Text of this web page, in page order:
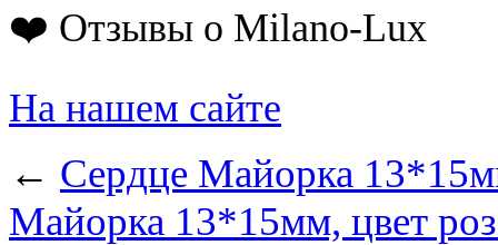
❤️ Отзывы о Milano-Lux
На нашем сайте
← Сердце Майорка
Майорка 13*15мм, цвет